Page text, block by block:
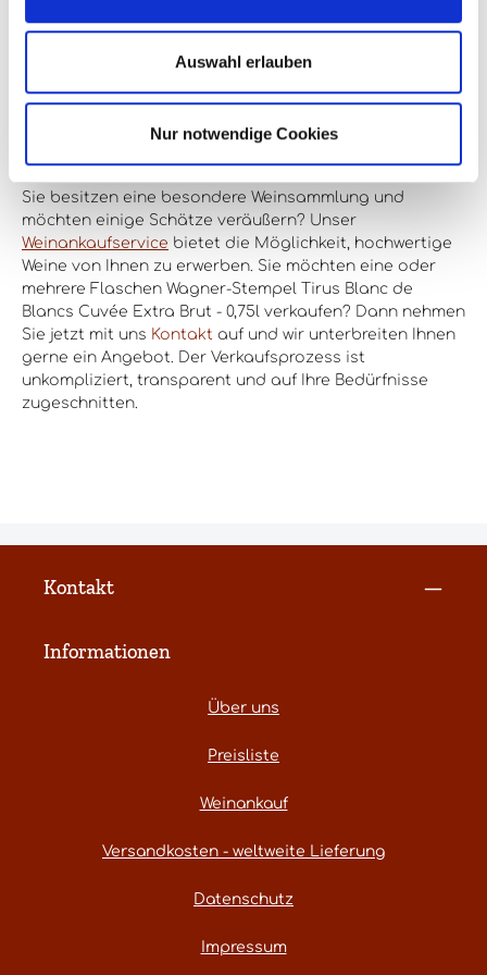
Auswahl erlauben
Nur notwendige Cookies
Wagner-Stempel Tirus Blanc de Blancs
Cuvée Extra Brut - 0,75l verkaufen
Sie besitzen eine besondere Weinsammlung und
möchten einige Schätze veräußern? Unser
Weinankaufservice bietet die Möglichkeit, hochwertige
Weine von Ihnen zu erwerben. Sie möchten eine oder
mehrere Flaschen Wagner-Stempel Tirus Blanc de
Blancs Cuvée Extra Brut - 0,75l verkaufen? Dann nehmen
Sie jetzt mit uns Kontakt auf und wir unterbreiten Ihnen
gerne ein Angebot. Der Verkaufsprozess ist
unkompliziert, transparent und auf Ihre Bedürfnisse
zugeschnitten.
Kontakt
Informationen
Über uns
Preisliste
Weinankauf
Versandkosten - weltweite Lieferung
Datenschutz
Impressum